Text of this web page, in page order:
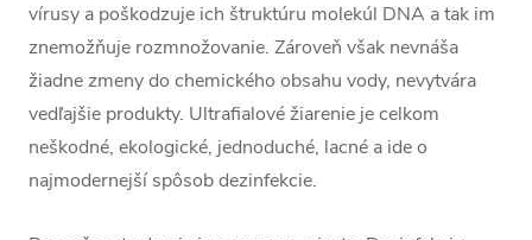
vírusy a poškodzuje ich štruktúru molekúl DNA a tak im
znemožňuje rozmnožovanie. Zároveň však nevnáša
žiadne zmeny do chemického obsahu vody, nevytvára
vedľajšie produkty. Ultrafialové žiarenie je celkom
neškodné, ekologické, jednoduché, lacné a ide o
najmodernejší spôsob dezinfekcie.